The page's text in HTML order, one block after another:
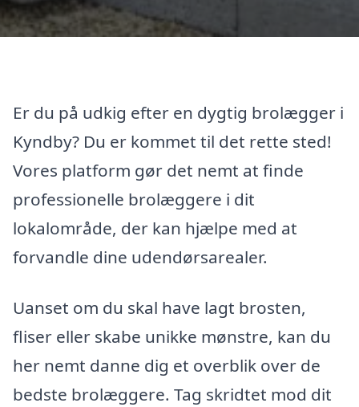
Er du på udkig efter en dygtig brolægger i
Kyndby? Du er kommet til det rette sted!
Vores platform gør det nemt at finde
professionelle brolæggere i dit
lokalområde, der kan hjælpe med at
forvandle dine udendørsarealer.
Uanset om du skal have lagt brosten,
fliser eller skabe unikke mønstre, kan du
her nemt danne dig et overblik over de
bedste brolæggere. Tag skridtet mod dit